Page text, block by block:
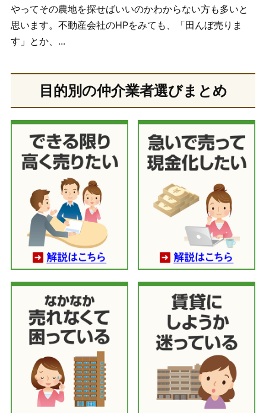
やってその農地を探せばいいのかわからない方も多いと
思います。不動産会社のHPをみても、「田んぼ売りま
す」とか、...
目的別の仲介業者選びまとめ